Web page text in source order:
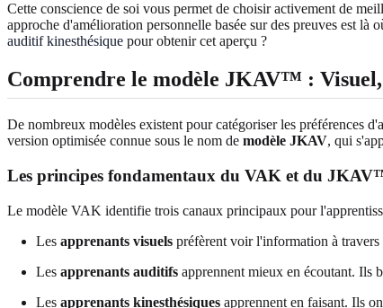
Cette conscience de soi vous permet de choisir activement de
approche d'amélioration personnelle basée sur des preuves est
auditif kinesthésique pour obtenir cet aperçu ?
Comprendre le modèle JKAV™ :
De nombreux modèles existent pour catégoriser les préférences
version optimisée connue sous le nom de modèle JKAV, qui
Les principes fondamentaux du VAK et du
Le modèle VAK identifie trois canaux principaux pour
Les apprenants visuels préfèrent voir l'information à travers
Les apprenants auditifs apprennent mieux en écoutant. Ils
Les apprenants kinesthésiques apprennent en faisant. Ils